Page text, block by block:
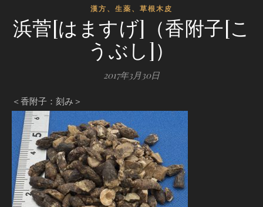
漢方、生薬、草根木皮
浜菅[はますげ]（香附子[こ
うぶし]）
2017年3月30日
＜香附子：刻み＞